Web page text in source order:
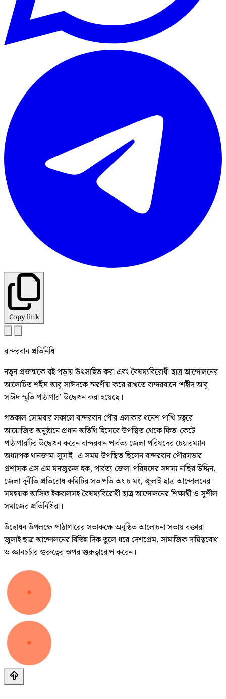
Copy link
বান্দরবান প্রতিনিধি
নতুন প্রজন্মকে বই পড়ায় উৎসাহিত করা এবং বৈষম্যবিরোধী ছাত্র আন্দোলনের
আলোচিত শহীদ আবু সাঈদকে স্মরণীয় করে রাখতে বান্দরবানে ‘শহীদ আবু
সাঈদ স্মৃতি পাঠাগার’ উদ্বোধন করা হয়েছে।
গতকাল সোমবার সকালে বান্দরবান পৌর এলাকার ধনেশ পাখি চত্বরে
আয়োজিত অনুষ্ঠানে প্রধান অতিথি হিসেবে উপস্থিত থেকে ফিতা কেটে
পাঠাগারটির উদ্বোধন করেন বান্দরবান পার্বত্য জেলা পরিষদের চেয়ারম্যান
অধ্যাপক থানজামা লুসাই। এ সময় উপস্থিত ছিলেন বান্দরবান পৌরসভার
প্রশাসক এস এম মনজুরুল হক, পার্বত্য জেলা পরিষদের সদস্য নাছির উদ্দিন,
জেলা দুর্নীতি প্রতিরোধ কমিটির সভাপতি অং চ মং, জুলাই ছাত্র আন্দোলনের
সমন্বয়ক আসিফ ইকবালসহ বৈষম্যবিরোধী ছাত্র আন্দোলনের শিক্ষার্থী ও সুশীল
সমাজের প্রতিনিধিরা।
উদ্বোধন উপলক্ষে পাঠাগারের সভাকক্ষে অনুষ্ঠিত আলোচনা সভায় বক্তারা
জুলাই ছাত্র আন্দোলনের বিভিন্ন দিক তুলে ধরে দেশপ্রেম, সামাজিক দায়িত্ববোধ
ও জ্ঞানচর্চার গুরুত্বের ওপর গুরুত্বারোপ করেন।